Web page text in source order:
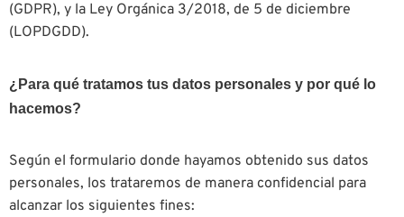
(GDPR), y la Ley Orgánica 3/2018, de 5 de diciembre
(LOPDGDD).
¿Para qué tratamos tus datos personales y por qué lo
hacemos?
Según el formulario donde hayamos obtenido sus datos
personales, los trataremos de manera confidencial para
alcanzar los siguientes fines: